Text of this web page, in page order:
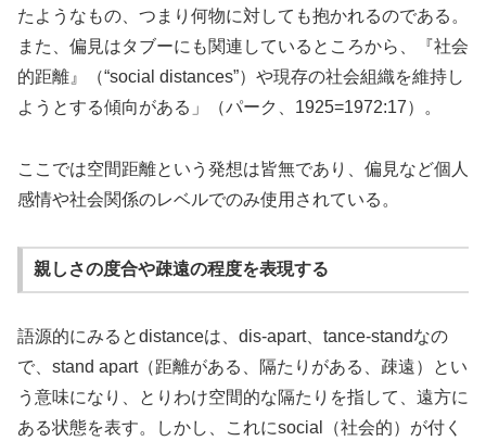
たようなもの、つまり何物に対しても抱かれるのである。
また、偏見はタブーにも関連しているところから、『社会
的距離』（“social distances”）や現存の社会組織を維持し
ようとする傾向がある」（パーク、1925=1972:17）。
ここでは空間距離という発想は皆無であり、偏見など個人
感情や社会関係のレベルでのみ使用されている。
親しさの度合や疎遠の程度を表現する
語源的にみるとdistanceは、dis-apart、tance-standなの
で、stand apart（距離がある、隔たりがある、疎遠）とい
う意味になり、とりわけ空間的な隔たりを指して、遠方に
ある状態を表す。しかし、これにsocial（社会的）が付く